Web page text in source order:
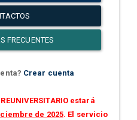
FRECUENTES
Crear cuenta
estará
de 2025. El servicio